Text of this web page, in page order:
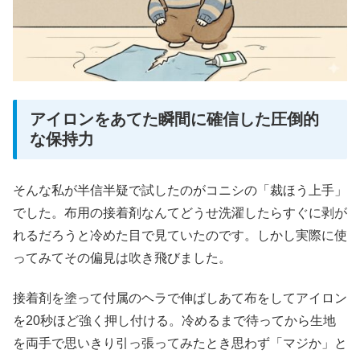
アイロンをあてた瞬間に確信した圧倒的
な保持力
そんな私が半信半疑で試したのがコニシの「裁ほう上手」
でした。布用の接着剤なんてどうせ洗濯したらすぐに剥が
れるだろうと冷めた目で見ていたのです。しかし実際に使
ってみてその偏見は吹き飛びました。
接着剤を塗って付属のヘラで伸ばしあて布をしてアイロン
を20秒ほど強く押し付ける。冷めるまで待ってから生地
を両手で思いきり引っ張ってみたとき思わず「マジか」と